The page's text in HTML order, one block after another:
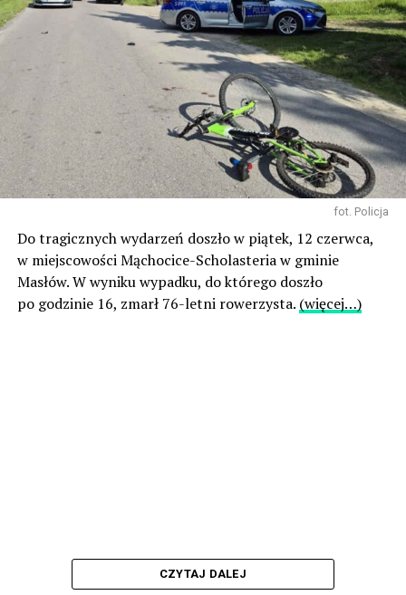
fot. Policja
Do tragicznych wydarzeń doszło w piątek, 12 czerwca,
w miejscowości Mąchocice-Scholasteria w gminie
Masłów. W wyniku wypadku, do którego doszło
po godzinie 16, zmarł 76-letni rowerzysta. (więcej…)
CZYTAJ DALEJ